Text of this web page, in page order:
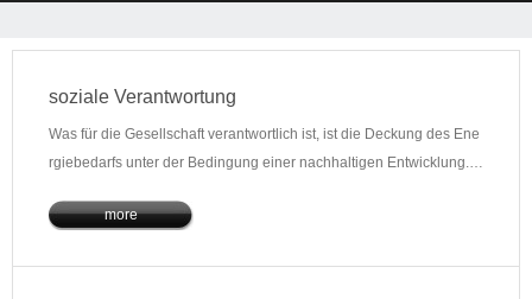
soziale Verantwortung
Was für die Gesellschaft verantwortlich ist, ist die Deckung des Ene
rgiebedarfs unter der Bedingung einer nachhaltigen Entwicklung.C
more